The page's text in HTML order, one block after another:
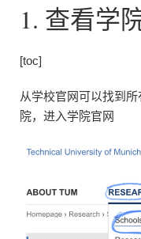
1. 查看学
[toc]
从学校官网可以找到
院，进入学院官网